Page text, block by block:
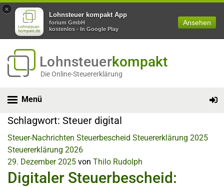
×
Lohnsteuer kompakt App
forium GmbH
kostenlos - In Google Play
Ansehen
Lohnsteuerkompakt
Die Online-Steuererklärung
Menü
Schlagwort: Steuer digital
Steuer-Nachrichten Steuerbescheid Steuererklärung 2025
Steuererklärung 2026
29. Dezember 2025 von Thilo Rudolph
Digitaler Steuerbescheid: